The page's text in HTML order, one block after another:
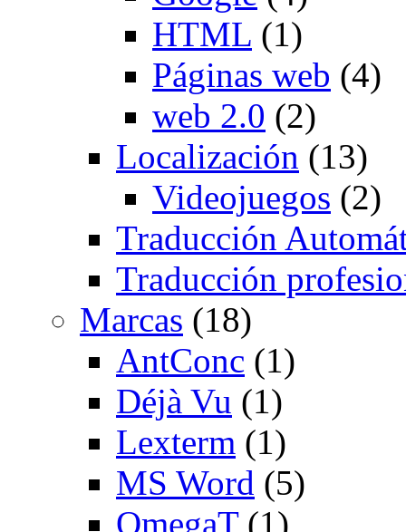
HTML (1)
Páginas web (4)
web 2.0 (2)
Localización (13)
Videojuegos (2)
Traducción
Traducción
Marcas (18)
AntConc (1)
Déjà Vu (1)
Lexterm (1)
MS Word (5)
OmegaT(1)